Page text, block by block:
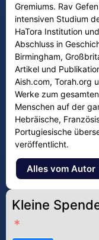
Gremiums. Rav
intensiven Studium
HaTora Institution
Abschluss in
Birmingham,
Artikel und
Aish.com, Torah.org
Werke zum
Menschen auf der
Hebräische,
Portugiesische
veröffentlicht.
Alles vom Autor
Kleine